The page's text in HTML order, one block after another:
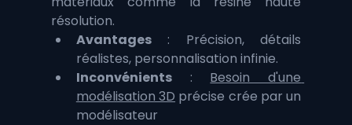
résolution.
Avantages : Précision, détails
réalistes, personnalisation infinie.
Inconvénients : Besoin d'une
modélisation 3D précise crée par un
modélisateur